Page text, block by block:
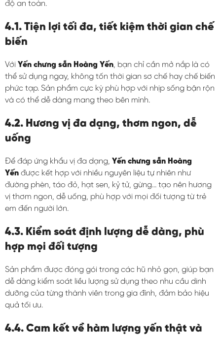
độ an toàn.
4.1. Tiện lợi tối đa, tiết kiệm thời gian chế
biến
Với Yến chưng sẵn Hoàng Yến, bạn chỉ cần mở nắp là có
thể sử dụng ngay, không tốn thời gian sơ chế hay chế biến
phức tạp. Sản phẩm cực kỳ phù hợp với nhịp sống bận rộn
và có thể dễ dàng mang theo bên mình.
4.2. Hương vị đa dạng, thơm ngon, dễ
uống
Để đáp ứng khẩu vị đa dạng, Yến chưng sẵn Hoàng
Yến được kết hợp với nhiều nguyên liệu tự nhiên như
đường phèn, táo đỏ, hạt sen, kỷ tử, gừng… tạo nên hương
vị thơm ngon, dễ uống, phù hợp với mọi đối tượng từ trẻ
em đến người lớn.
4.3. Kiểm soát định lượng dễ dàng, phù
hợp mọi đối tượng
Sản phẩm được đóng gói trong các hũ nhỏ gọn, giúp bạn
dễ dàng kiểm soát liều lượng sử dụng theo nhu cầu dinh
dưỡng của từng thành viên trong gia đình, đảm bảo hiệu
quả tối ưu.
4.4. Cam kết về hàm lượng yến thật và